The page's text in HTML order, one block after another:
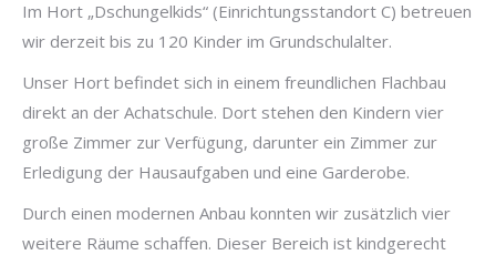
Im Hort „Dschungelkids“ (Einrichtungsstandort C) betreuen
wir derzeit bis zu 120 Kinder im Grundschulalter.
Unser Hort befindet sich in einem freundlichen Flachbau
direkt an der Achatschule. Dort stehen den Kindern vier
große Zimmer zur Verfügung, darunter ein Zimmer zur
Erledigung der Hausaufgaben und eine Garderobe.
Durch einen modernen Anbau konnten wir zusätzlich vier
weitere Räume schaffen. Dieser Bereich ist kindgerecht